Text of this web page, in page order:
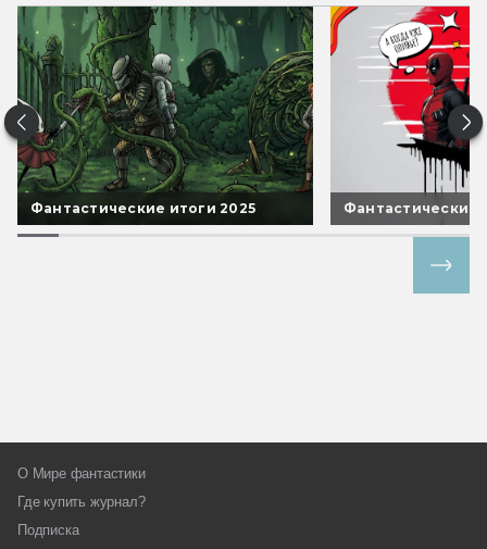
Фантастические итоги 2025 Фантастические
О Мире фантастики
Где купить журнал?
Подписка